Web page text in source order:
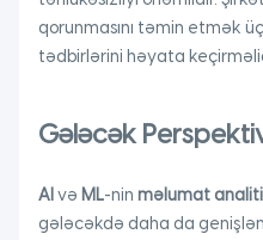
qorunmasını təmin etmək
tədbirlərini həyata
Gələcək
AI və ML-nin məlumat
gələcəkdə daha da